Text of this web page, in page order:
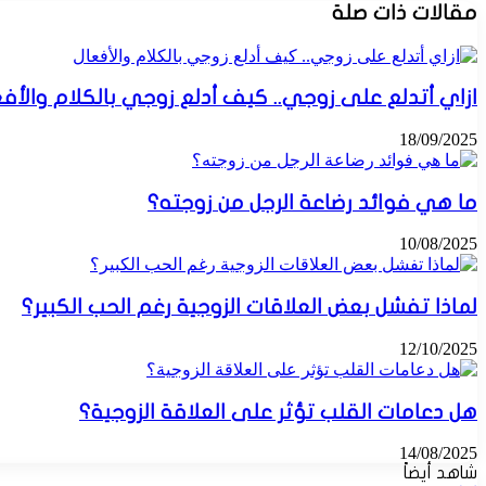
مقالات ذات صلة
ازاي أتدلع على زوجي.. كيف أدلع زوجي بالكلام
18/09/2025
ما هي فوائد رضاعة الرجل من زوجته؟
10/08/2025
لماذا تفشل بعض العلاقات الزوجية رغم الحب الكبير؟
12/10/2025
هل دعامات القلب تؤثر على العلاقة الزوجية؟
14/08/2025
شاهد أيضاً